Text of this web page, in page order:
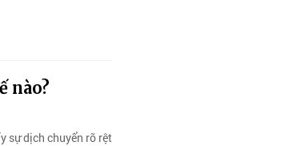
nào?
sự dịch chuyển rõ rệt